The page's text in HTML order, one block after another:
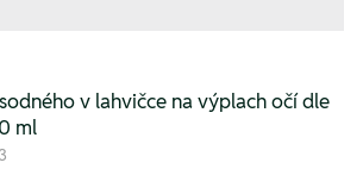
v lahvičce na výplach očí dle
ml